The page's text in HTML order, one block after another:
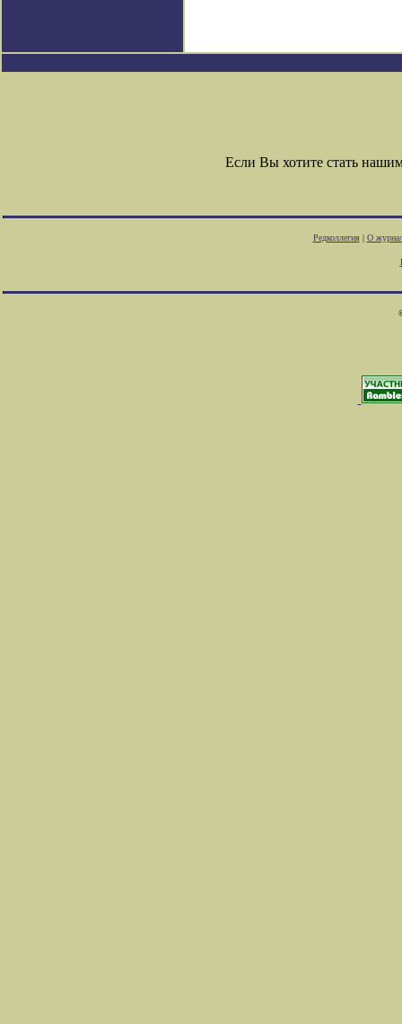
Если Вы хотите стать
Редколлегия| О